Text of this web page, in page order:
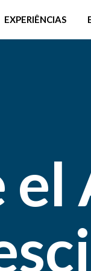
EXPERIÊNCIAS
el